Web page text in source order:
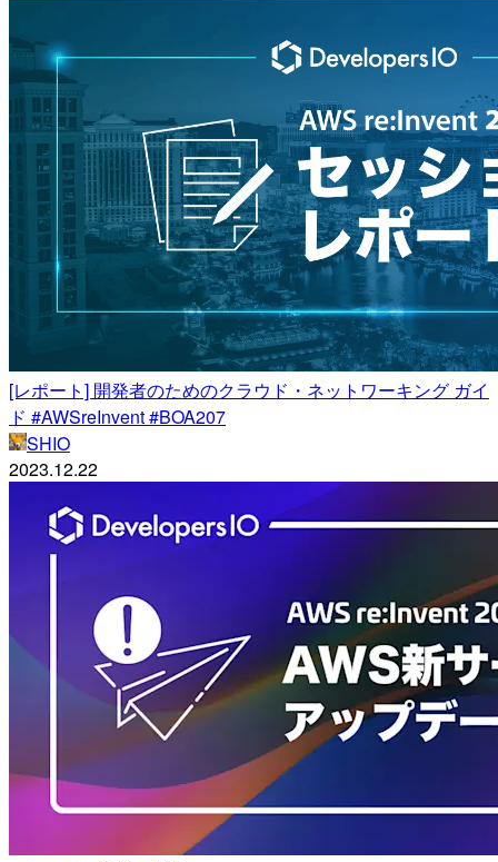
[レポート] 開発者のためのクラウド・ネットワーキング ガイ
ド #AWSreInvent #BOA207
SHIO
2023.12.22